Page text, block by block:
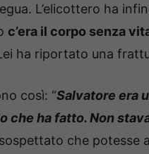
L’elicottero ha
c’era il corpo senza
ha riportato una
così: “Salvatore era
che ha fatto. Non
che potesse